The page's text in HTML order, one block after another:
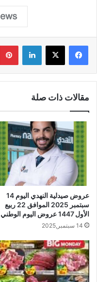
لينكدإن
مقالات ذات صلة
عروض صيدلية النهدي اليوم 14
سبتمبر 2025 الموافق 22 ربيع
الأول 1447 عروض اليوم الوطني
14 سبتمبر,2025